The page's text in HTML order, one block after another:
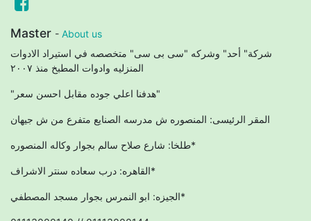
Master - About us
شركة" أحد" وشركه "سى بى سى" متخصصه في استيراد الادوات
"هدفنا اعلي جوده مقابل احسن سعر"
المقر الرئيسى: المنصوره ش مدرسه الصنايع متفرع من ش جيهان
طلخا: شارع صلاح سالم بجوار وكاله المنصوره*
القاهره: درب سعاده سنتر الاشراف*
الجيزه: ابو النمرس بجوار مسجد المصطفي*